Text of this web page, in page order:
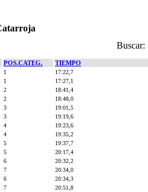
Buscar:
POS.CATEG. TIEMPO
1 17:22,7
1 17:27,1
2 18:41,4
2 18:48,0
3 19:01,5
3 19:19,6
4 19:23,6
4 19:35,2
5 19:37,7
5 20:17,4
6 20:32,2
7 20:34,0
6 20:34,3
7 20:51,8